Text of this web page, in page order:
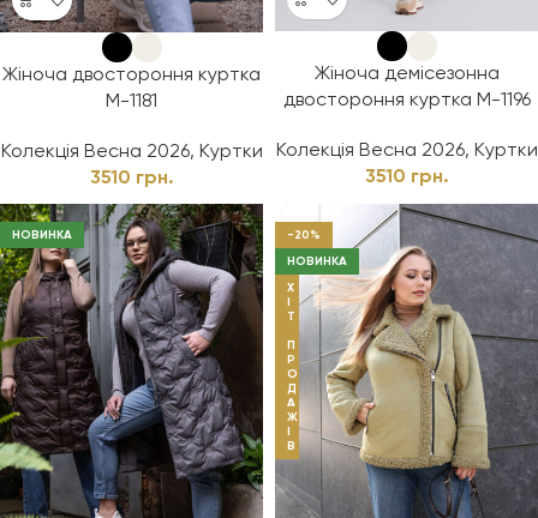
Жіноча двостороння куртка
М-1181
Колекція Весна 2026, Куртки
3510 грн.
Жіноча демісезонна
двостороння куртка М-1196
Колекція Весна 2026, Куртки
3510 грн.
НОВИНКА -20%
НОВИНКА
Х
Т
П
Р
О
Д
А
Ж
В